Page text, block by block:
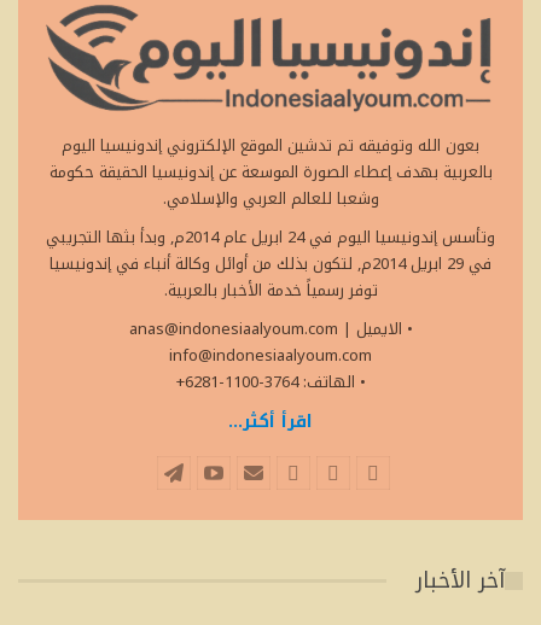
بعون الله وتوفيقه تم تدشين الموقع الإلكتروني إندونيسيا اليوم
بالعربية بهدف إعطاء الصورة الموسعة عن إندونيسيا الحقيقة حكومة
وشعبا للعالم العربي والإسلامي.
وتأسس إندونيسيا اليوم في 24 ابريل عام 2014م, وبدأ بثها التجريبي
في 29 ابريل 2014م, لتكون بذلك من أوائل وكالة أنباء في إندونيسيا
توفر رسمياً خدمة الأخبار بالعربية.
• الايميل
anas@indonesiaalyoum.com |
info@indonesiaalyoum.com
• الهاتف: 3764-1100-6281+
اقرأ أكثر...
آخر الأخبار